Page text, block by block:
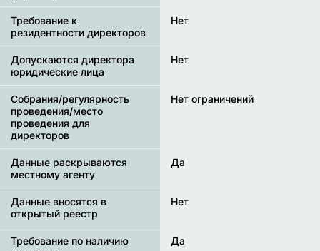
Требование к
резидентности директоров
Нет
Допускаются директора
юридические лица
Нет
Собрания/регулярность
проведения/место
проведения для
директоров
Нет ограничений
Данные раскрываются
местному агенту
Да
Данные вносятся в
открытый реестр
Нет
Требование по наличию
Да